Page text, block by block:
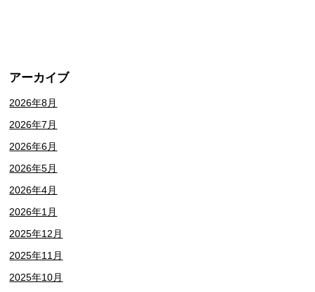
アーカイブ
2026年8月
2026年7月
2026年6月
2026年5月
2026年4月
2026年1月
2025年12月
2025年11月
2025年10月